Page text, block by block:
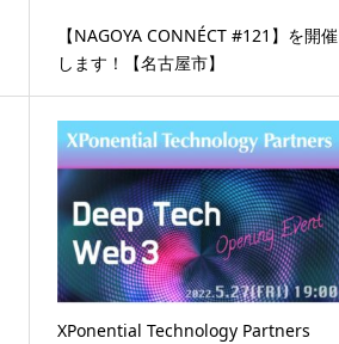
【NAGOYA CONNÉCT #121】を開催
します！【名古屋市】
XPonential Technology Partners